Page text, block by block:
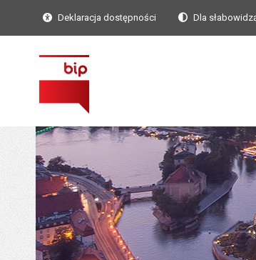
Deklaracja dostępności Dla